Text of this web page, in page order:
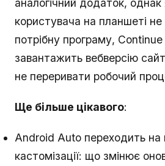
аналогічний додаток,
користувача на планшеті
потрібну програму,
завантажить вебверсію
не переривати робочий
Ще більше цікавого:
Android Auto переходить на
кастомізації: що змінює